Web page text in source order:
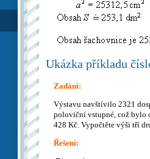
Ukázka příkladu
Zadání:
Výstavu navštívilo 2321
poloviční vstupné, což bylo
428 Kč. Vypočtěte výši tří
Řešení: